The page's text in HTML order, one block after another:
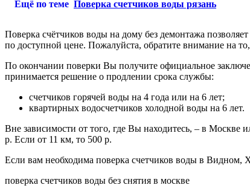
Ещё по теме Поверка счетчиков воды рязань
Поверка счётчиков воды на дому без демонтажа
по доступной цене. Пожалуйста, обратите внимание на
По окончании поверки Вы получите официальное
принимается решение о продлении срока службы:
счетчиков горячей воды на 4 года или на 6 лет;
квартирных водосчетчиков холодной воды на 6 лет.
Вне зависимости от того, где Вы находитесь, – в
р. Если от 11 км, то 500 р.
Если вам необходима поверка счетчиков воды в
поверка счетчиков воды без снятия в москве